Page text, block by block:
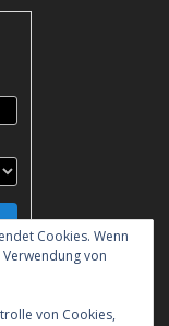
Cookies. Wenn
von
von Cookies,